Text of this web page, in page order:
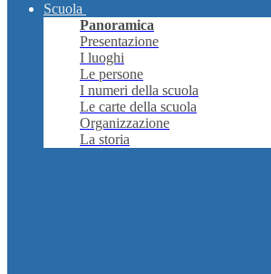
Scuola
Panoramica
Presentazione
I luoghi
Le persone
I numeri della scuola
Le carte della scuola
Organizzazione
La storia